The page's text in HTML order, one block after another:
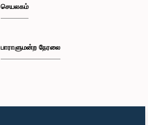
செயலகம்
பாராளுமன்ற நேரலை